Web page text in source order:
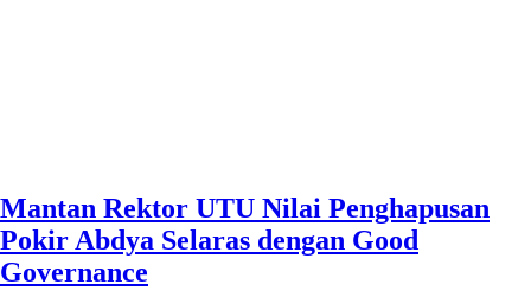
Mantan Rektor UTU Nilai Penghapusan
Pokir Abdya Selaras dengan Good
Governance